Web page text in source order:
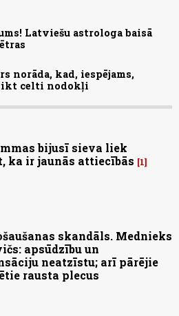
Latviešu astrologa baisā
norāda, kad, iespējams,
celti nodokļi
bijusī sieva liek
ka ir jaunās attiecībās
1
skandāls. Mednieks
apsūdzību un
neatzīstu; arī pārējie
rausta plecus